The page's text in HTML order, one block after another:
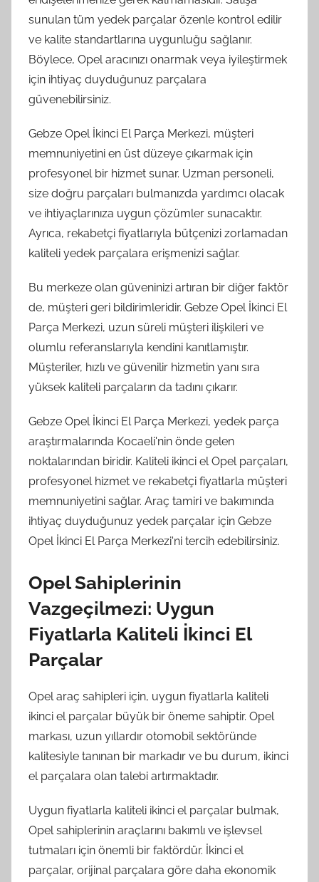
sunulan tüm yedek parçalar özenle kontrol edilir
ve kalite standartlarına uygunluğu sağlanır.
Böylece, Opel aracınızı onarmak veya iyileştirmek
için ihtiyaç duyduğunuz parçalara
güvenebilirsiniz.
Gebze Opel İkinci El Parça Merkezi, müşteri
memnuniyetini en üst düzeye çıkarmak için
profesyonel bir hizmet sunar. Uzman personeli,
size doğru parçaları bulmanızda yardımcı olacak
ve ihtiyaçlarınıza uygun çözümler sunacaktır.
Ayrıca, rekabetçi fiyatlarıyla bütçenizi zorlamadan
kaliteli yedek parçalara erişmenizi sağlar.
Bu merkeze olan güveninizi artıran bir diğer faktör
de, müşteri geri bildirimleridir. Gebze Opel İkinci El
Parça Merkezi, uzun süreli müşteri ilişkileri ve
olumlu referanslarıyla kendini kanıtlamıştır.
Müşteriler, hızlı ve güvenilir hizmetin yanı sıra
yüksek kaliteli parçaların da tadını çıkarır.
Gebze Opel İkinci El Parça Merkezi, yedek parça
araştırmalarında Kocaeli'nin önde gelen
noktalarından biridir. Kaliteli ikinci el Opel parçaları,
profesyonel hizmet ve rekabetçi fiyatlarla müşteri
memnuniyetini sağlar. Araç tamiri ve bakımında
ihtiyaç duyduğunuz yedek parçalar için Gebze
Opel İkinci El Parça Merkezi'ni tercih edebilirsiniz.
Opel Sahiplerinin
Vazgeçilmezi: Uygun
Fiyatlarla Kaliteli İkinci El
Parçalar
Opel araç sahipleri için, uygun fiyatlarla kaliteli
ikinci el parçalar büyük bir öneme sahiptir. Opel
markası, uzun yıllardır otomobil sektöründe
kalitesiyle tanınan bir markadır ve bu durum, ikinci
el parçalara olan talebi artırmaktadır.
Uygun fiyatlarla kaliteli ikinci el parçalar bulmak,
Opel sahiplerinin araçlarını bakımlı ve işlevsel
tutmaları için önemli bir faktördür. İkinci el
parçalar, orijinal parçalara göre daha ekonomik